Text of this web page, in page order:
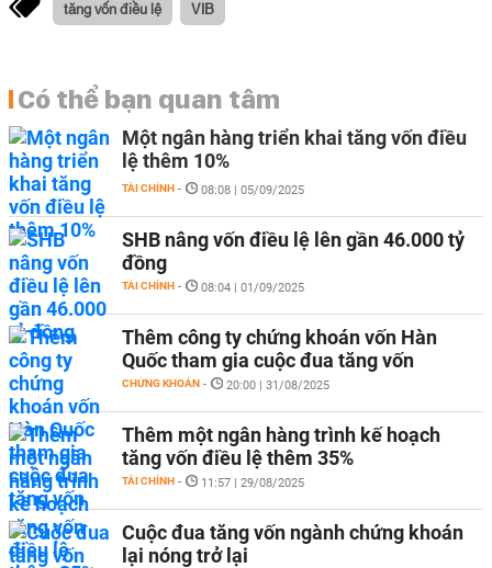
tăng vốn điều lệ VIB
Có thể bạn quan tâm
Một ngân hàng triển khai tăng vốn điều
lệ thêm 10%
TÀI CHÍNH - 08:08 | 05/09/2025
SHB nâng vốn điều lệ lên gần 46.000 tỷ
đồng
TÀI CHÍNH - 08:04 | 01/09/2025
Thêm công ty chứng khoán vốn Hàn
Quốc tham gia cuộc đua tăng vốn
CHỨNG KHOÁN - 20:00 | 31/08/2025
Thêm một ngân hàng trình kế hoạch
tăng vốn điều lệ thêm 35%
TÀI CHÍNH - 11:57 | 29/08/2025
Cuộc đua tăng vốn ngành chứng khoán
lại nóng trở lại